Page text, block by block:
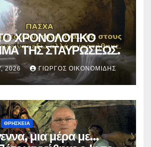
ΧΡΟΝΟΛΟΓΙΚΟ
ΤΗΣ ΣΤΑΥΡΩΣΕΩΣ.
2026 ΓΙΏΡΓΟΣ ΟΙΚΟΝΟΜΊΔΗΣ
ΘΡΗΣΚΕΙΑ
μια μέρα με…